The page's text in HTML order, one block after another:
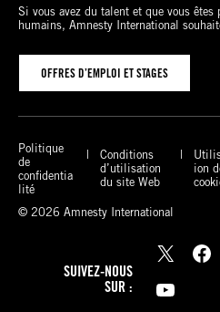
Si vous avez du talent et que vous êtes
humains, Amnesty International
OFFRES D’EMPLOI ET STAGES
Politique
de
confidentia
lité
Conditions
d’utilisation
du site Web
ion
© 2026 Amnesty International
SUIVEZ-NOUS
SUR :
X Facebook
YouTube